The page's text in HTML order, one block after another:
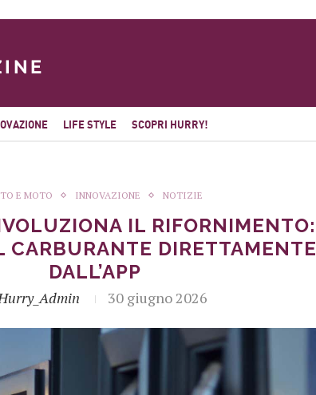
LIFE STYLE SCOPRI HURRY!
E MOTO INNOVAZIONE NOTIZIE
IL RIFORNIMENTO:
CARBURANTE DIRETTAMENTE
DALL’APP
30 giugno 2026